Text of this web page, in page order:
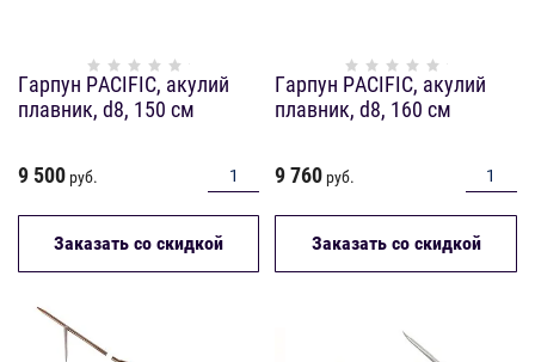
Гарпун PACIFIC, акулий
плавник, d8, 150 см
9 500 руб.
Заказать со скидкой
Гарпун PACIFIC, акулий
плавник, d8, 160 см
9 760 руб.
Заказать со скидкой